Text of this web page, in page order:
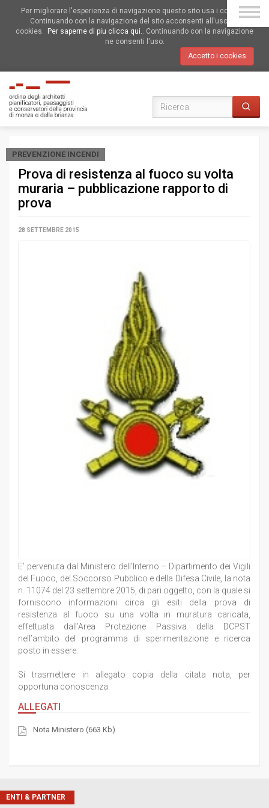
Per migliorare l'esperienza di navigazione questo sito usa i cookies.
Continuando con la navigazione del sito acconsenti all'uso dei
cookies.
Per saperne di piu clicca qui.. Continuando con la navigazione
ne consenti l'uso.
Accetto i cookies
PREVENZIONE INCENDI
Prova di resistenza al fuoco su volta
muraria – pubblicazione rapporto di
prova
28 SETTEMBRE 2015
E’ pervenuta dal Ministero dell’Interno – Dipartimento dei Vigili
del Fuoco, del Soccorso Pubblico e della Difesa Civile, la nota
n. 11074 del 23 settembre 2015, di pari oggetto, con la quale si
forniscono informazioni circa gli esiti della prova di
resistenza al fuoco su una volta in muratura caricata,
effettuata dall’Area Protezione Passiva della DCPST
nell’ambito del programma di sperimentazione e ricerca
posto in essere.
Si trasmettere in allegato copia della citata nota, per
opportuna conoscenza.
ALLEGATI
Nota Ministero (663 Kb)
ENTI & PARTNER